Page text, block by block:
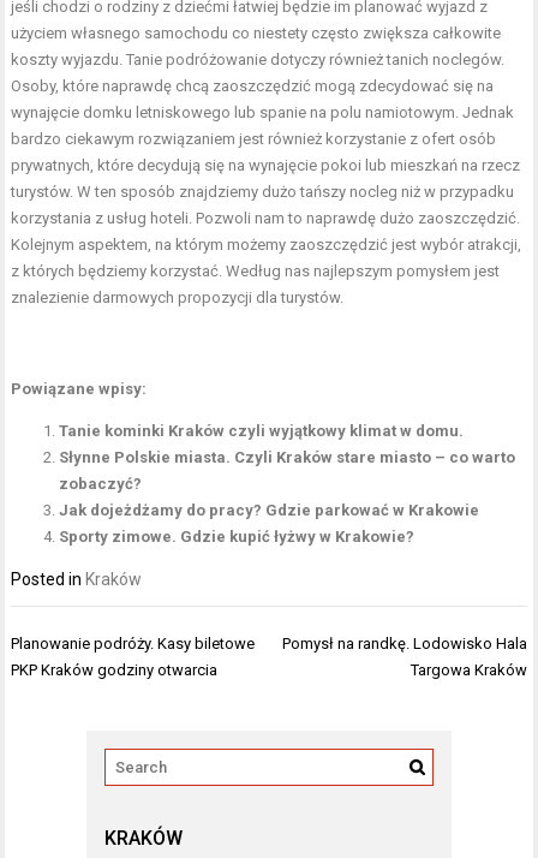
jeśli chodzi o rodziny z dziećmi łatwiej będzie im planować wyjazd z
użyciem własnego samochodu co niestety często zwiększa całkowite
koszty wyjazdu. Tanie podróżowanie dotyczy również tanich noclegów.
Osoby, które naprawdę chcą zaoszczędzić mogą zdecydować się na
wynajęcie domku letniskowego lub spanie na polu namiotowym. Jednak
bardzo ciekawym rozwiązaniem jest również korzystanie z ofert osób
prywatnych, które decydują się na wynajęcie pokoi lub mieszkań na rzecz
turystów. W ten sposób znajdziemy dużo tańszy nocleg niż w przypadku
korzystania z usług hoteli. Pozwoli nam to naprawdę dużo zaoszczędzić.
Kolejnym aspektem, na którym możemy zaoszczędzić jest wybór atrakcji,
z których będziemy korzystać. Według nas najlepszym pomysłem jest
znalezienie darmowych propozycji dla turystów.
Powiązane wpisy:
Tanie kominki Kraków czyli wyjątkowy klimat w domu.
Słynne Polskie miasta. Czyli Kraków stare miasto – co warto
zobaczyć?
Jak dojeżdżamy do pracy? Gdzie parkować w Krakowie
Sporty zimowe. Gdzie kupić łyżwy w Krakowie?
Posted in Kraków
Nawigacja
wpisu
Planowanie podróży. Kasy biletowe
PKP Kraków godziny otwarcia
Pomysł na randkę. Lodowisko Hala
Targowa Kraków
KRAKÓW